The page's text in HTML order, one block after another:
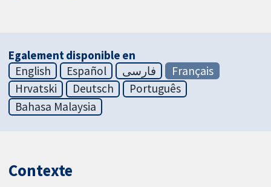
Egalement disponible en
English
Español فارسی
Français
Hrvatski
Deutsch
Português
Bahasa Malaysia
Contexte